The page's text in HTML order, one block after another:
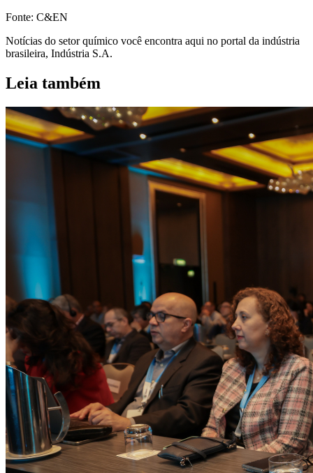
Fonte: C&EN
Notícias do setor químico você encontra aqui no portal da indústria
brasileira, Indústria S.A.
Leia também